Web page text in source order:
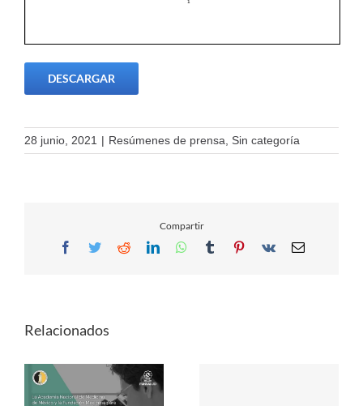
DESCARGAR
28 junio, 2021 | Resúmenes de prensa, Sin categoría
Compartir
Facebook
TwitterRedditLinkedInWhatsApp
TumblrPinterest
Vk Email
Relacionados